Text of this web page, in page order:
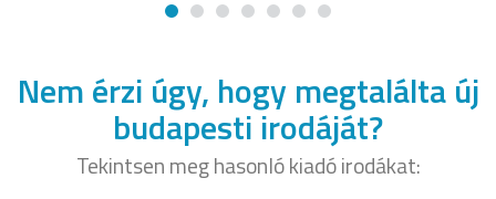
Nem érzi úgy, hogy megtalálta új
budapesti irodáját?
Tekintsen meg hasonló kiadó irodákat: